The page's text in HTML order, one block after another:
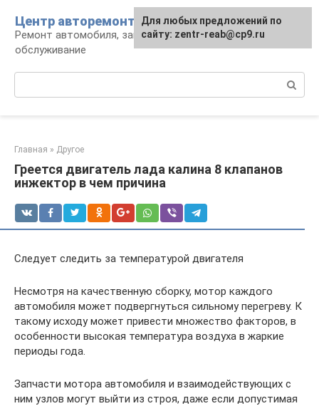
контенту
Центр авторемонта
Ремонт автомобиля, запчасти и
обслуживание
Главная » Другое
Греется двигатель лада калина 8 клапанов
инжектор в чем причина
Следует следить за температурой двигателя
Несмотря на качественную сборку, мотор каждого
автомобиля может подвергнуться сильному перегреву. К
такому исходу может привести множество факторов, в
особенности высокая температура воздуха в жаркие
периоды года.
Запчасти мотора автомобиля и взаимодействующих с
ним узлов могут выйти из строя, даже если допустимая
Для любых предложений по
сайту: zentr-reab@cp9.ru